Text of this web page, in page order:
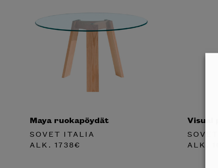
Maya ruokapöydät
SOVET ITALIA
ALK.1738€
Visual
ALK.